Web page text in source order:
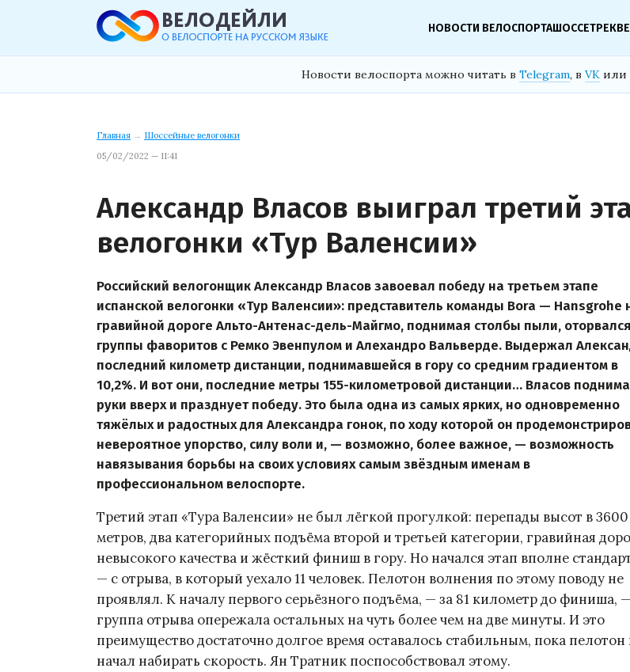
НОВОСТИ ВЕЛОСПОРТАШОССЕТРЕК
Новости велоспорта можно читать в Telegram, в VK или
Главная → Шоссейные велогонки
05/02/2022 — 11:41
Александр Власов выиграл третий
велогонки «Тур Валенсии»
Российский велогонщик Александр Власов завоевал победу на третьем этапе
испанской велогонки «Тур Валенсии»: представитель команды Bora — Hansgrohe
гравийной дороге Альто-Антенас-дель-Майгмо, поднимая столбы пыли,
группы фаворитов с Ремко Эвенпулом и Алехандро Вальверде. Выдержал
последний километр дистанции, поднимавшейся в гору со средним градиентом в
10,2%. И вот они, последние метры 155-километровой дистанции… Власов
руки вверх и празднует победу. Это была одна из самых ярких, но одновременно
тяжёлых и радостных для Александра гонок, по ходу которой он
невероятное упорство, силу воли и, — возможно, более важное, — возможность
навязывания борьбы на своих условиях самым звёздным именам в
профессиональном велоспорте.
Третий этап «Тура Валенсии» не был лёгкой прогулкой: перепады высот в 3600
метров, два категорийных подъёма второй и третьей категории, гравийная
невысокого качества и жёсткий финиш в гору. Но начался этап вполне
— с отрыва, в который уехало 11 человек. Пелотон волнения по этому поводу не
проявлял. К началу первого серьёзного подъёма, — за 81 километр до финиша, —
группа отрыва опережала остальных на чуть более чем на две минуты. И это
преимущество достаточно долгое время оставалось стабильным, пока пелотон
начал набирать скорость. Ян Тратник поспособствовал этому.